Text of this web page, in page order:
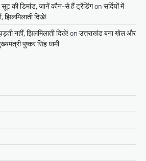
सूट की डिमांड, जानें कौन-से हैं ट्रेंडिंगonसर्दियों में
दिखे!
नहीं, झिलमिलाती दिखे!onउत्तराखंड बना खेल और
पुष्कर सिंह धामी